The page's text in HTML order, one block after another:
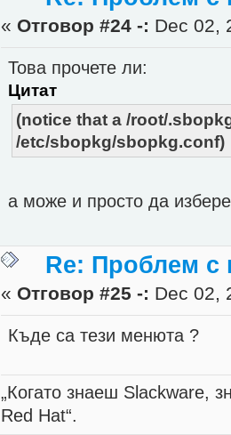
« Отговор #24 -: Dec 02,
Това прочете ли:
Цитат
(notice that a /root/
/etc/sbopkg/sbopkg.conf)
а може и просто да
Re: Проблем с
« Отговор #25 -: Dec 02,
Къде са тези менюта ?
„Когато знаеш Slackware,
Red Hat“.